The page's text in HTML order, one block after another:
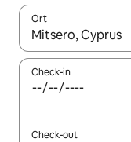
Ort
Wenn Ergebnisse
Check-in
Check-out